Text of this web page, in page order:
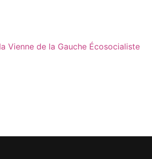
Vienne de la Gauche Écosocialiste